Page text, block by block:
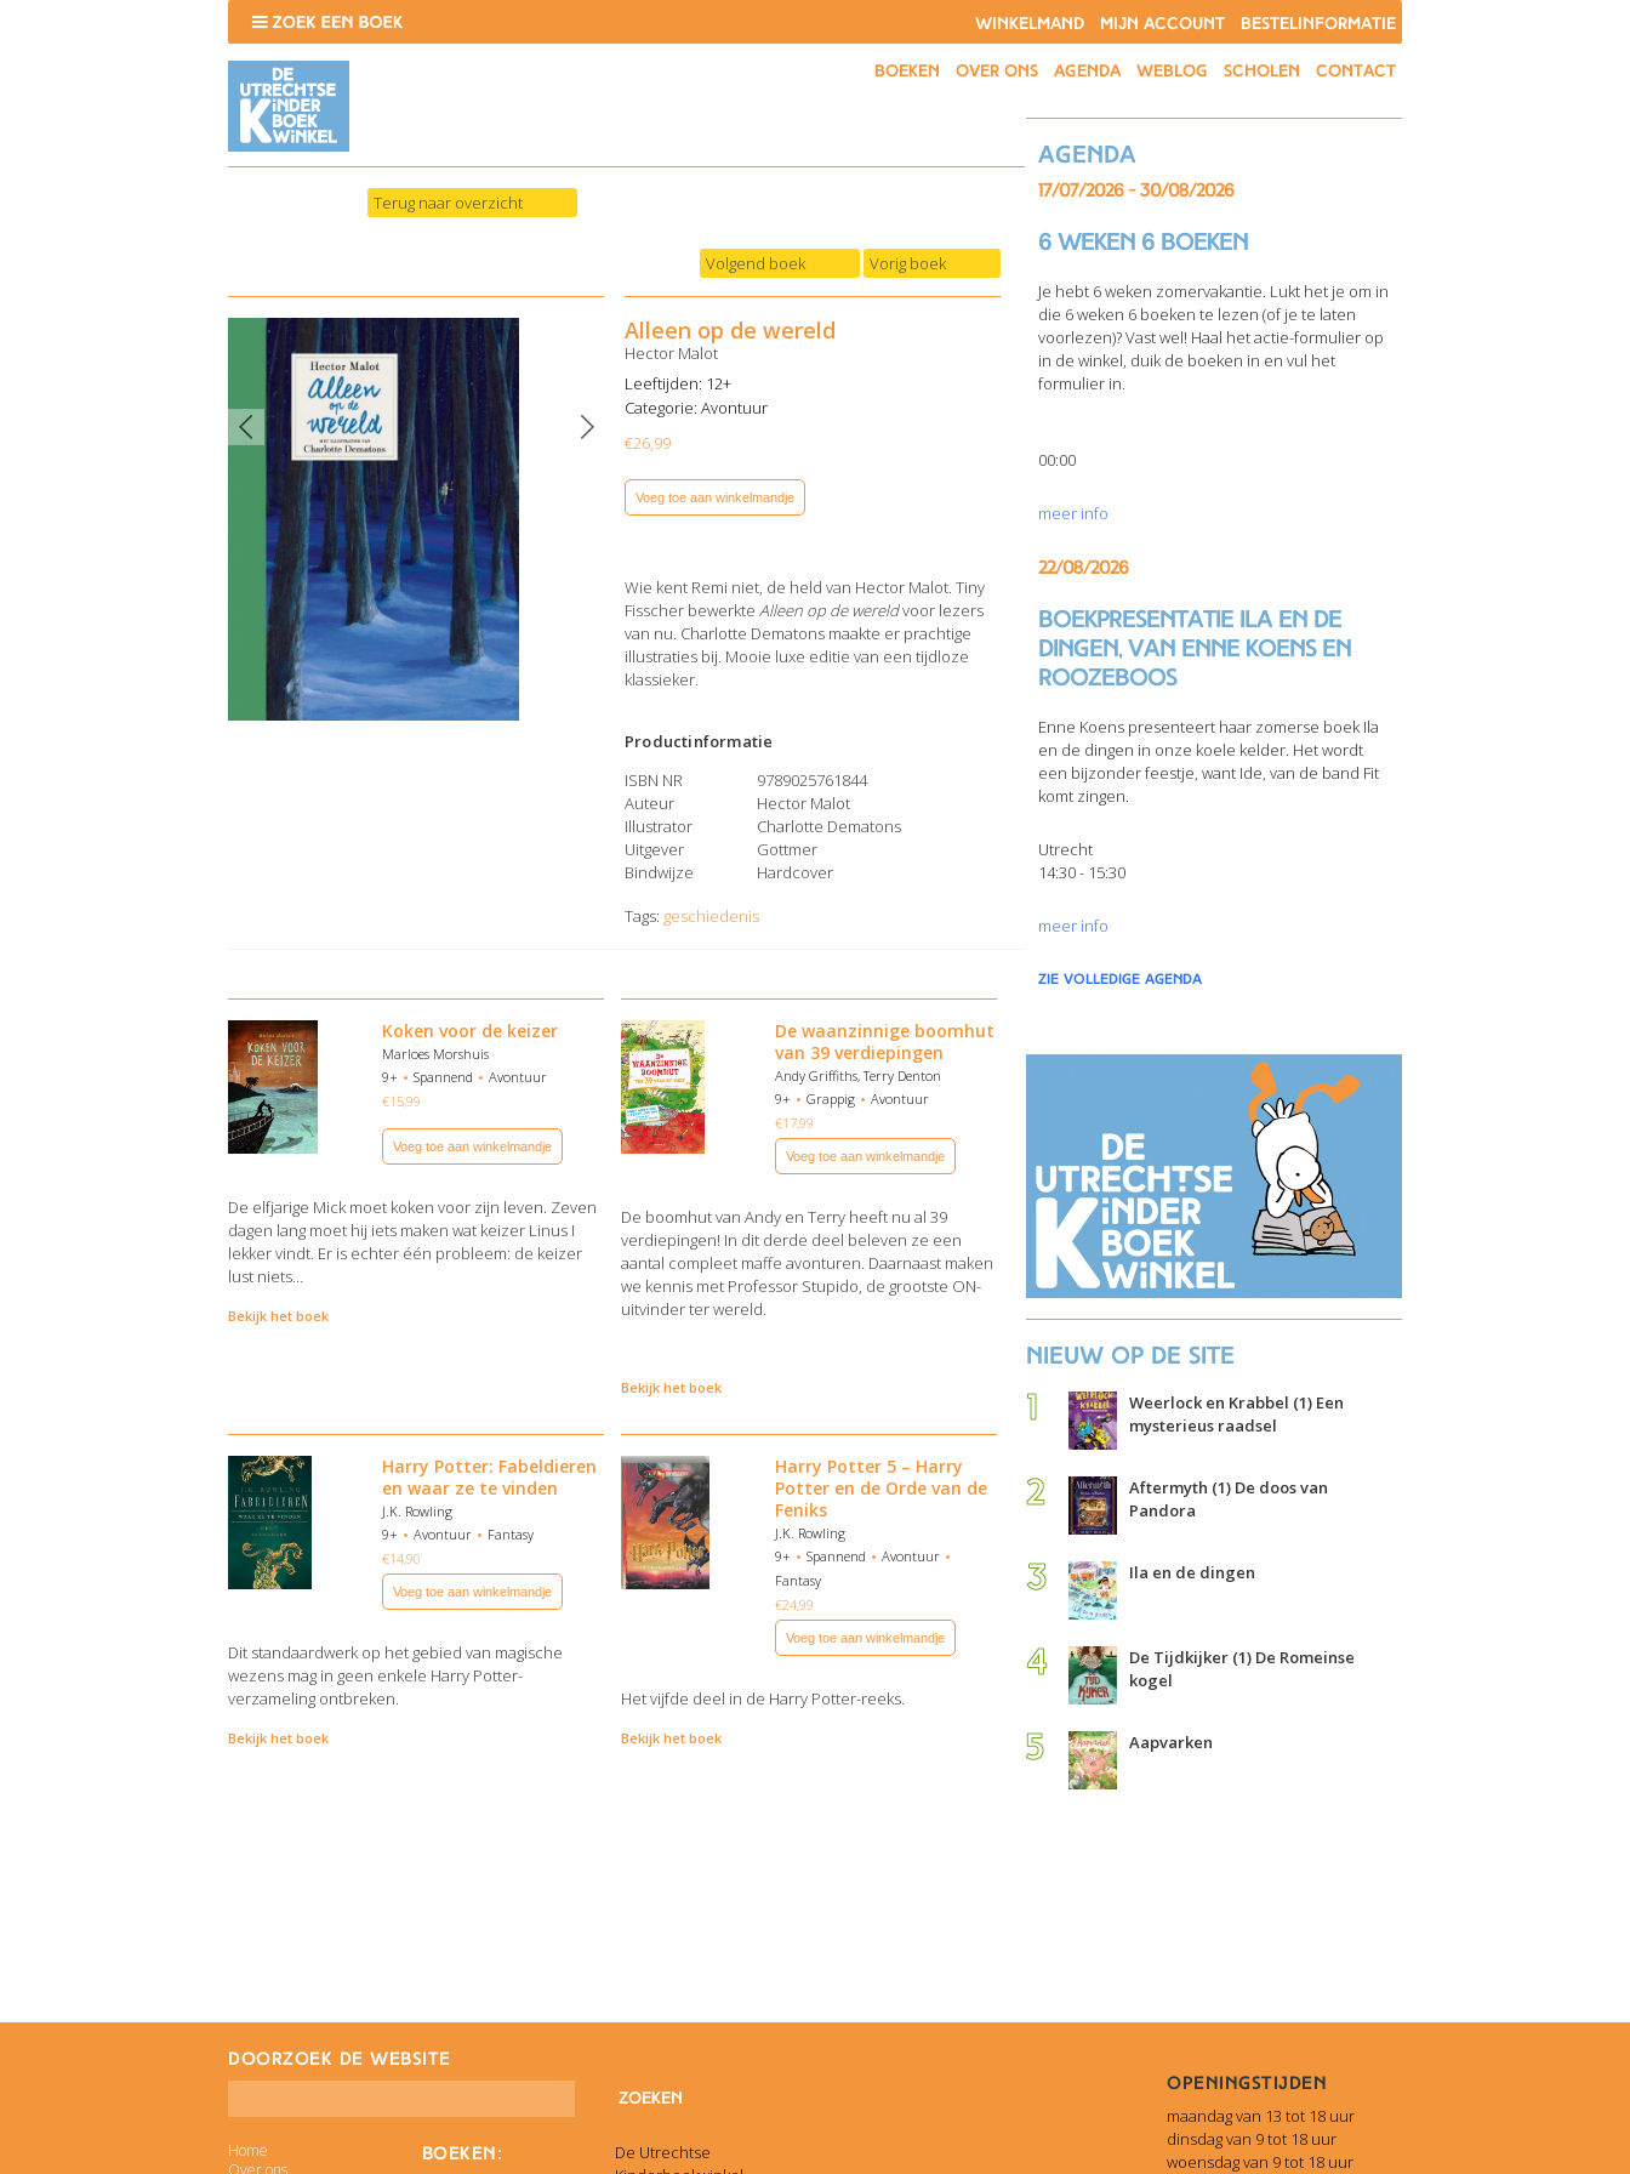
WINKELMAND MIJN ACCOUNT BESTELINFORMATIE
BOEKEN OVER ONS AGENDA WEBLOG SCHOLEN CONTACT
Terug naar overzicht
Volgend boek Vorig boek
Alleen op de wereld
Hector Malot
Leeftijden: 12+
Categorie: Avontuur
€26,99
Voeg toe aan winkelmandje
Wie kent Remi niet, de held van Hector Malot. Tiny
Fisscher bewerkte Alleen op de wereldvoor lezers
van nu. Charlotte Dematons maakte er prachtige
illustraties bij. Mooie luxe editie van een tijdloze
klassieker.
Productinformatie
ISBN NR
9789025761844
Auteur
Hector Malot
Illustrator
Charlotte Dematons
Uitgever
Gottmer
Bindwijze
Hardcover
Tags: geschiedenis
Koken voor de keizer
Marloes Morshuis
9+
Spannend
Avontuur
€15,99
Voeg toe aan winkelmandje
De elfjarige Mick moet koken voor zijn leven. Zeven
dagen lang moet hij iets maken wat keizer Linus I
lekker vindt. Er is echter één probleem: de keizer
lust niets…
Bekijk het boek
De waanzinnige boomhut
van 39 verdiepingen
Andy Griffiths, Terry Denton
9+
Grappig
Avontuur
€17,99
Voeg toe aan winkelmandje
De boomhut van Andy en Terry heeft nu al 39
verdiepingen! In dit derde deel beleven ze een
aantal compleet maffe avonturen. Daarnaast maken
we kennis met Professor Stupido, de grootste ON-
uitvinder ter wereld.
Bekijk het boek
Harry Potter: Fabeldieren
en waar ze te vinden
J.K. Rowling
9+
Avontuur
Fantasy
€14,90
Voeg toe aan winkelmandje
Dit standaardwerk op het gebied van magische
wezens mag in geen enkele Harry Potter-
verzameling ontbreken.
Bekijk het boek
Harry Potter 5 – Harry
Potter en de Orde van de
Feniks
J.K. Rowling
9+
Spannend
Avontuur
Fantasy
€24,99
Voeg toe aan winkelmandje
Het vijfde deel in de Harry Potter-reeks.
Bekijk het boek
Agenda
17/07/2026 - 30/08/2026
6 weken 6 boeken
Je hebt 6 weken zomervakantie. Lukt het je om in
die 6 weken 6 boeken te lezen (of je te laten
voorlezen)? Vast wel! Haal het actie-formulier op
in de winkel, duik de boeken in en vul het
formulier in.
00:00
meer info
22/08/2026
Boekpresentatie Ila en de
dingen, van Enne Koens en
Roozeboos
Enne Koens presenteert haar zomerse boek Ila
en de dingen in onze koele kelder. Het wordt
een bijzonder feestje, want Ide, van de band Fit
komt zingen.
Utrecht
14:30 - 15:30
meer info
zie volledige agenda
Nieuw op de site
Weerlock en Krabbel (1) Een
mysterieus raadsel
Aftermyth (1) De doos van
Pandora
Ila en de dingen
De Tijdkijker (1) De Romeinse
kogel
Aapvarken
doorzoek de website
Home
Over ons
Boeken:
De Utrechtse
Openingstijden
maandag van 13 tot 18 uur
dinsdag van 9 tot 18 uur
woensdag van 9 tot 18 uur